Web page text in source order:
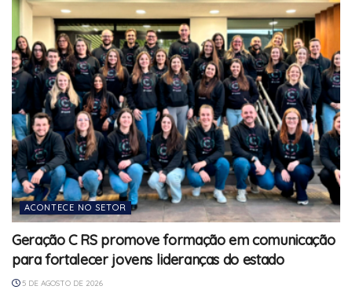
ACONTECE NO SETOR
Geração C RS promove formação em comunicação
para fortalecer jovens lideranças do estado
5 DE AGOSTO DE 2026